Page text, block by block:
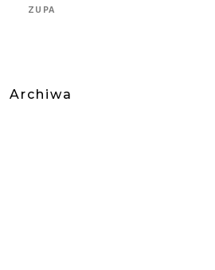
ZUPA
Archiwa